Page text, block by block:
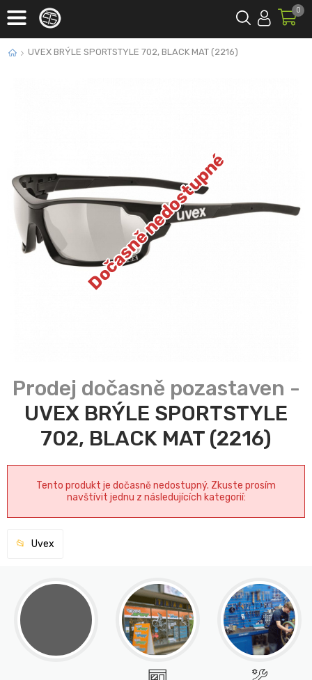
0
UVEX BRÝLE SPORTSTYLE 702, BLACK MAT (2216)
Dočasně nedostupné
UVEX BRÝLE SPORTSTYLE
702, BLACK MAT (2216)
Tento produkt je dočasně nedostupný. Zkuste prosím
navštívit jednu z následujících kategorií:
Uvex